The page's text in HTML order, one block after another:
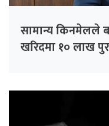
सामान्य किनमेलले
खरिदमा १० लाख